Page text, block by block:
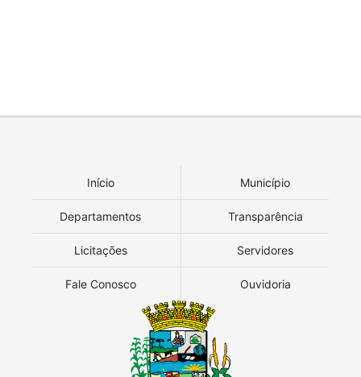
Início Município
Departamentos Transparência
Licitações Servidores
Fale Conosco Ouvidoria